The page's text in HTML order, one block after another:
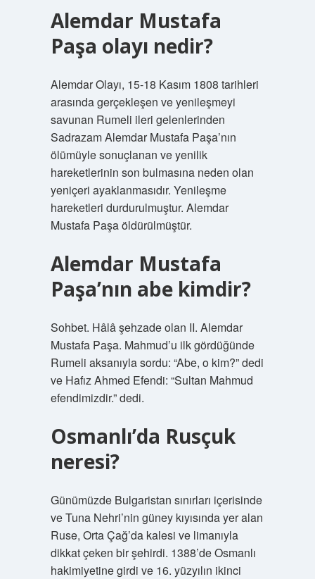
Alemdar Mustafa
Paşa olayı nedir?
Alemdar Olayı, 15-18 Kasım 1808 tarihleri ​​
arasında gerçekleşen ve yenileşmeyi
savunan Rumeli ileri gelenlerinden
Sadrazam Alemdar Mustafa Paşa’nın
ölümüyle sonuçlanan ve yenilik
hareketlerinin son bulmasına neden olan
yeniçeri ayaklanmasıdır. Yenileşme
hareketleri durdurulmuştur. Alemdar
Mustafa Paşa öldürülmüştür.
Alemdar Mustafa
Paşa’nın abe kimdir?
Sohbet. Hâlâ şehzade olan II. Alemdar
Mustafa Paşa. Mahmud’u ilk gördüğünde
Rumeli aksanıyla sordu: “Abe, o kim?” dedi
ve Hafız Ahmed Efendi: “Sultan Mahmud
efendimizdir.” dedi.
Osmanlı’da Rusçuk
neresi?
Günümüzde Bulgaristan sınırları içerisinde
ve Tuna Nehri’nin güney kıyısında yer alan
Ruse, Orta Çağ’da kalesi ve limanıyla
dikkat çeken bir şehirdi. 1388’de Osmanlı
hakimiyetine girdi ve 16. yüzyılın ikinci